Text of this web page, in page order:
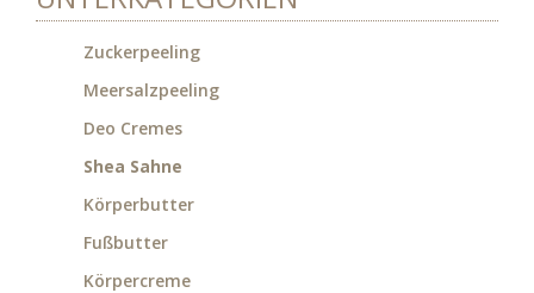
Zuckerpeeling
Meersalzpeeling
Deo Cremes
Shea Sahne
Körperbutter
Fußbutter
Körpercreme